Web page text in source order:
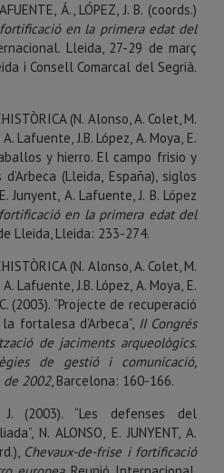
Á., LÓPEZ, J. B. (coords.)
en la primera edat del
Lleida, 27-29 de març
i Consell Comarcal del Segrià.
(N. Alonso, A. Colet, M.
Lafuente, J.B. López, A. Moya, E.
y hierro. El campo frisio y
(Lleida, España), siglos
Junyent, A. Lafuente, J. B. López
en la primera edat del
Lleida, Lleida: 233-274.
(N. Alonso, A. Colet, M.
Lafuente, J.B. López, A. Moya, E.
(2003). “Projecte de recuperació
fortalesa d’Arbeca”, II Congrés
de jaciments arqueològics.
de gestió i comunicació,
de 2002, Barcelona: 160-166.
J. (2003). “Les defenses del
N. ALONSO, E. JUNYENT, A.
Chevaux-de-frise i fortificació